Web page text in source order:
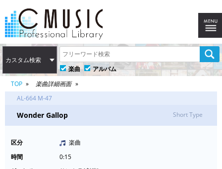
カスタム検索
楽曲
アルバム
TOP
楽曲詳細画面
AL-664 M-47
Wonder Gallop Short Type
区分
楽曲
時間
0:15